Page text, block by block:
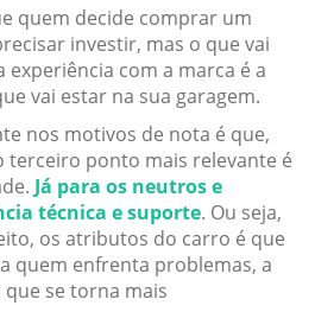
quem decide comprar um
investir, mas o que vai
com a marca é a
vai estar na sua garagem.
nos motivos de nota é que,
terceiro ponto mais relevante é
Já para os neutros e
técnica e suporte. Ou seja,
os atributos do carro é que
quem enfrenta problemas, a
se torna mais